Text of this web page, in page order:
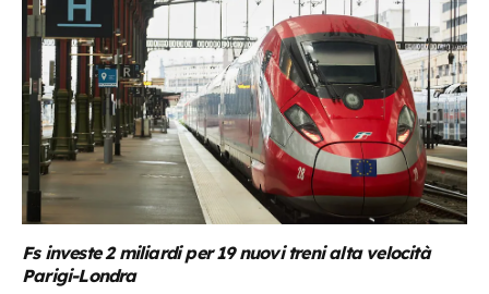
Fs investe 2 miliardi per 19 nuovi treni alta velocità
Parigi-Londra